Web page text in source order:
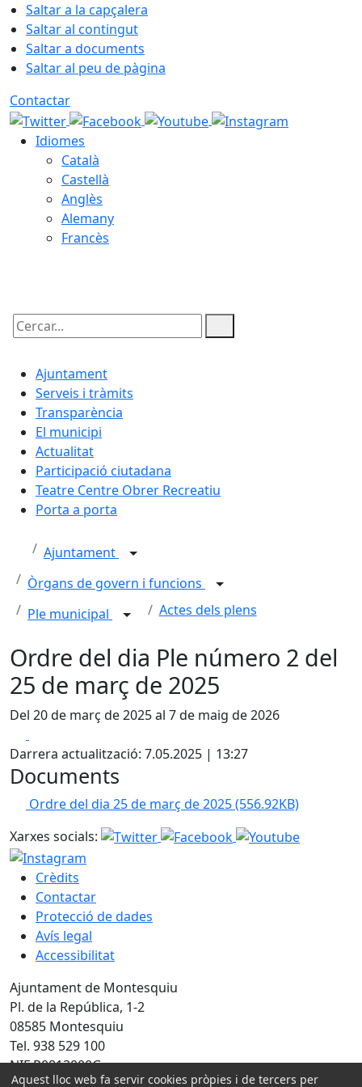
Saltar a la capçalera
Saltar al contingut
Saltar a documents
Saltar al peu de pàgina
Contactar
Idiomes
Català
Castellà
Anglès
Alemany
Francès
Cercar:
Ajuntament
Serveis i tràmits
Transparència
El municipi
Actualitat
Participació ciutadana
Teatre Centre Obrer Recreatiu
Porta a porta
Ajuntament
Òrgans de govern i funcions
Ple municipal
Actes dels plens
Ordre del dia Ple número 2 del
25 de març de 2025
Del 20 de març de 2025 al 7 de maig de 2026
Darrera actualització: 7.05.2025 | 13:27
Documents
Ordre del dia 25 de març de 2025(556.92KB)
Xarxes socials:
Crèdits
Contactar
Protecció de dades
Avís legal
Accessibilitat
Ajuntament de Montesquiu
Pl. de la República, 1-2
08585 Montesquiu
Tel. 938 529 100
NIF P0813000G
Aquest lloc web fa servir cookies pròpies i de tercers per